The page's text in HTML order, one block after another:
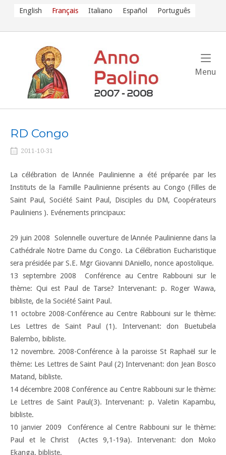
English Français Italiano Español Português
Menu
RD Congo
2011-10-31
La célébration de lAnnée Paulinienne a été préparée par les
Instituts de la Famille Paulinienne présents au Congo (Filles de
Saint Paul, Société Saint Paul, Disciples du DM, Coopérateurs
Pauliniens ). Evénements principaux:
29 juin 2008  Solennelle ouverture de lAnnée Paulinienne dans la
Cathédrale Notre Dame du Congo. La Célébration Eucharistique
sera présidée par S.E. Mgr Giovanni DAniello, nonce apostolique.
13 septembre 2008  Conférence au Centre Rabbouni sur le
thème: Qui est Paul de Tarse? Intervenant: p. Roger Wawa,
bibliste, de la Société Saint Paul.
11 octobre 2008-Conférence au Centre Rabbouni sur le thème:
Les Lettres de Saint Paul (1). Intervenant: don Buetubela
Balembo, bibliste.
12 novembre. 2008-Conférence à la paroisse St Raphaël sur le
thème: Les Lettres de Saint Paul (2) Intervenant: don Jean Bosco
Matand, bibliste.
14 décembre 2008 Conférence au Centre Rabbouni sur le thème:
Le Lettres de Saint Paul(3). Intervenant: p. Valetin Kapambu,
bibliste.
10 janvier 2009  Conférence al Centre Rabbouni sur le thème:
Paul et le Christ (Actes 9,1-19a). Intervenant: don Moko
Ekanga, bibliste.